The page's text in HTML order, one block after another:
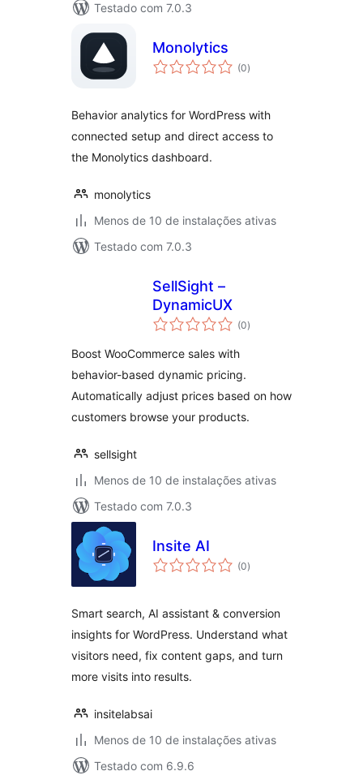
Testado com 7.0.3
Monolytics
(0total
de
)
Behavior analytics for WordPress with
connected setup and direct access to
the Monolytics dashboard.
monolytics
Menos de 10 de instalações ativas
Testado com 7.0.3
SellSight –
DynamicUX
(0total
de
)
Boost WooCommerce sales with
behavior-based dynamic pricing.
Automatically adjust prices based on how
customers browse your products.
sellsight
Menos de 10 de instalações ativas
Testado com 7.0.3
Insite AI
(0total
de
)
Smart search, AI assistant & conversion
insights for WordPress. Understand what
visitors need, fix content gaps, and turn
more visits into results.
insitelabsai
Menos de 10 de instalações ativas
Testado com 6.9.6